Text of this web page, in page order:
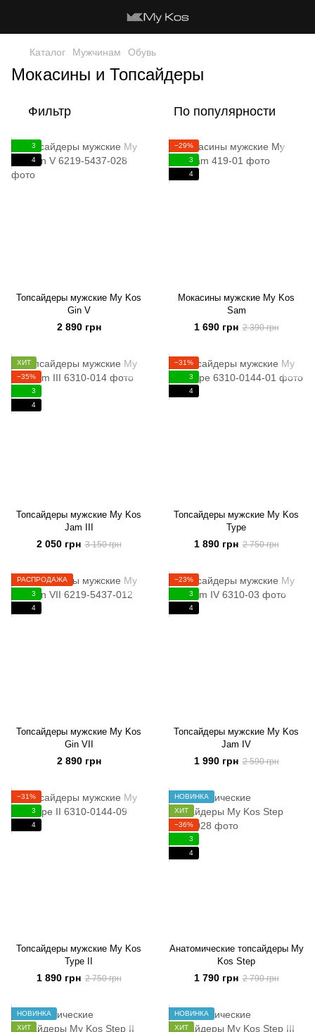
Каталог Мужчинам Обувь
Мокасины и Топсайдеры
Фильтр По популярности
3
4
Топсайдеры мужские My Kos
Gin V
2 890 грн
−29%
3
4
Мокасины мужские My Kos
Sam
1 690 грн 2 390 грн
ХИТ
−35%
3
4
Топсайдеры мужские My Kos
Jam III
2 050 грн 3 150 грн
−31%
3
4
Топсайдеры мужские My Kos
Type
1 890 грн 2 750 грн
РАСПРОДАЖА
3
4
Топсайдеры мужские My Kos
Gin VII
2 890 грн
−23%
3
4
Топсайдеры мужские My Kos
Jam IV
1 990 грн 2 590 грн
−31%
3
4
Топсайдеры мужские My Kos
Type II
1 890 грн 2 750 грн
НОВИНКА
ХИТ
−36%
3
4
Анатомические топсайдеры My
Kos Step
1 790 грн 2 790 грн
НОВИНКА
ХИТ
НОВИНКА
ХИТ